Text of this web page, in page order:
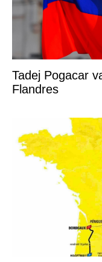
Tadej Pogacar
Flandres